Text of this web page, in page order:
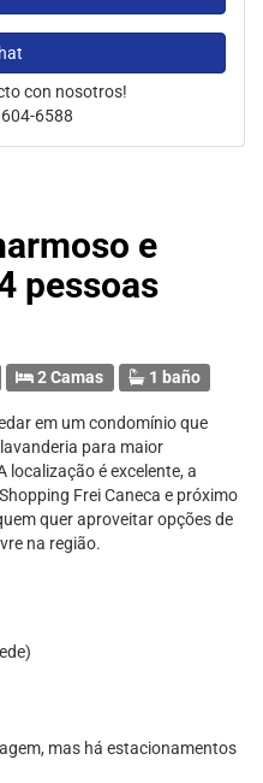
e
pessoas
2 Camas 1 baño
em um condomínio que
para maior
é excelente, a
Frei Caneca e próximo
quer aproveitar opções de
na região.
mas há estacionamentos
con nosotros!
6588